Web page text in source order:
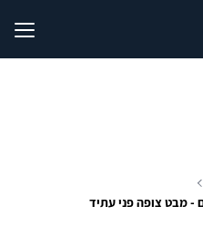
- מבט צופה פני עתיד